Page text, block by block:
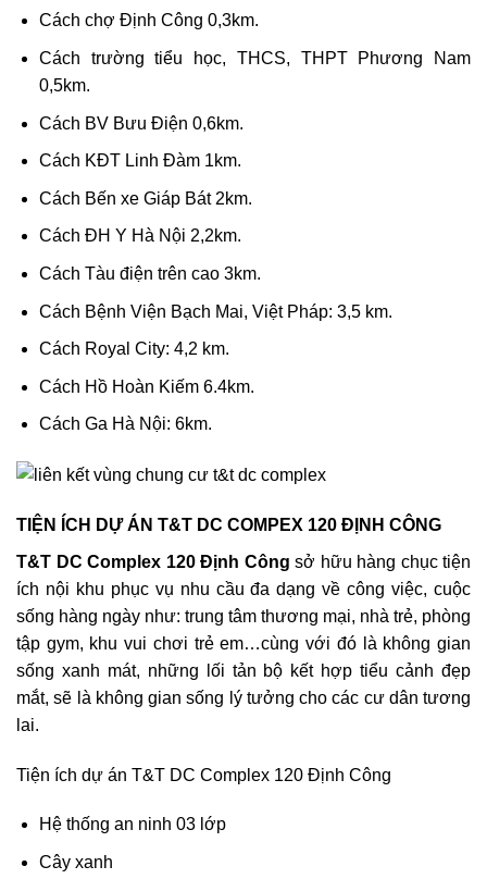
Cách chợ Định Công 0,3km.
Cách trường tiểu học, THCS, THPT Phương Nam
0,5km.
Cách BV Bưu Điện 0,6km.
Cách KĐT Linh Đàm 1km.
Cách Bến xe Giáp Bát 2km.
Cách ĐH Y Hà Nội 2,2km.
Cách Tàu điện trên cao 3km.
Cách Bệnh Viện Bạch Mai, Việt Pháp: 3,5 km.
Cách Royal City: 4,2 km.
Cách Hồ Hoàn Kiếm 6.4km.
Cách Ga Hà Nội: 6km.
TIỆN ÍCH DỰ ÁN T&T DC COMPEX 120 ĐỊNH CÔNG
T&T DC Complex 120 Định Công sở hữu hàng chục tiện
ích nội khu phục vụ nhu cầu đa dạng về công việc, cuộc
sống hàng ngày như: trung tâm thương mại, nhà trẻ, phòng
tập gym, khu vui chơi trẻ em…cùng với đó là không gian
sống xanh mát, những lối tản bộ kết hợp tiểu cảnh đẹp
mắt, sẽ là không gian sống lý tưởng cho các cư dân tương
lai.
Tiện ích dự án T&T DC Complex 120 Định Công
Hệ thống an ninh 03 lớp
Cây xanh